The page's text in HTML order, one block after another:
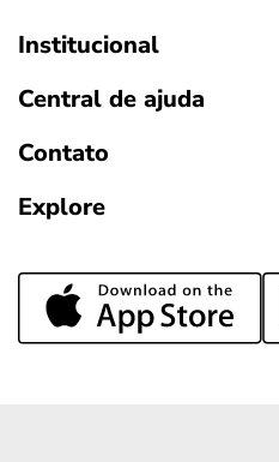
Institucional
Central de ajuda
Contato
Explore